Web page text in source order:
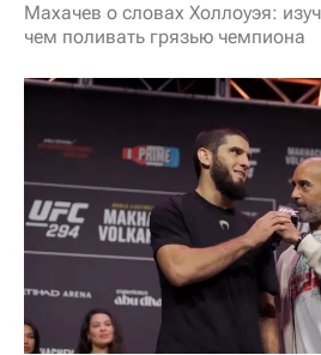
Махачев о словах Холлоуэя:
чем поливать грязью чемпиона